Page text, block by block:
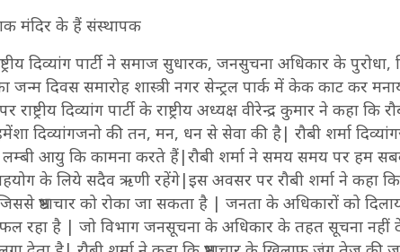
मंदिर के हैं संस्थापक
दिव्यांग पार्टी ने समाज सुधारक, जनसुचना अधिकार के पुरोधा,
जन्म दिवस समारोह शास्त्री नगर सेन्ट्रल पार्क में केक काट कर
दिव्यांग पार्टी के राष्ट्रीय अध्यक्ष वीरेन्द्र कुमार ने कहा
दिव्यांगजनो की तन, मन, धन से सेवा की है| रौबी शर्मा
आयु कि कामना करते हैं|रौबी शर्मा ने समय समय पर हम
के लिये सदैव ऋणी रहेंगे|इस अवसर पर रौबी शर्मा ने कहा
भ्रष्टाचार को रोका जा सकता है | जनता के अधिकारों को
रहा है | जो विभाग जनसूचना के अधिकार के तहत सूचना